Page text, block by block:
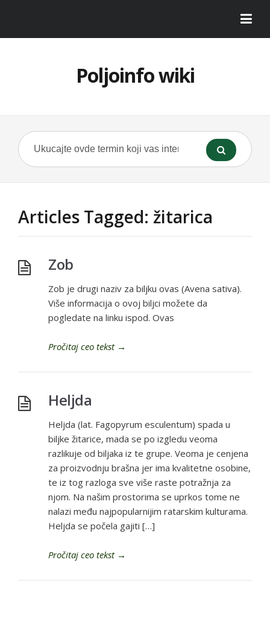
Poljoinfo wiki
Articles Tagged: žitarica
Zob
Zob je drugi naziv za biljku ovas (Avena sativa).
Više informacija o ovoj biljci možete da
pogledate na linku ispod. Ovas
Pročitaj ceo tekst→
Heljda
Heljda (lat. Fagopyrum esculentum) spada u
biljke žitarice, mada se po izgledu veoma
razlikuje od biljaka iz te grupe. Veoma je cenjena
za proizvodnju brašna jer ima kvalitetne osobine,
te iz tog razloga sve više raste potražnja za
njom. Na našim prostorima se uprkos tome ne
nalazi među najpopularnijim ratarskim kulturama.
Heljda se počela gajiti […]
Pročitaj ceo tekst→